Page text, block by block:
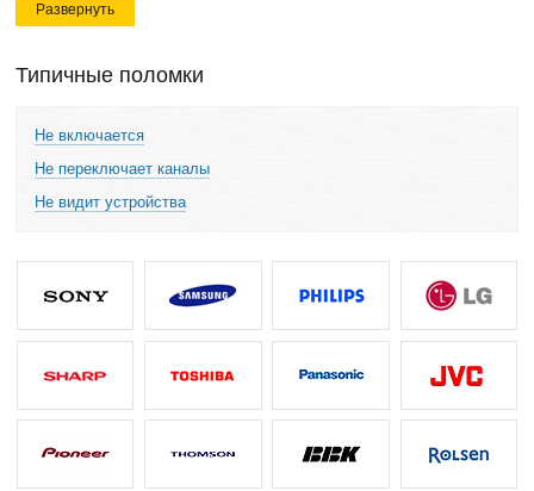
Развернуть
Типичные поломки
Не включается
Не переключает каналы
Не видит устройства